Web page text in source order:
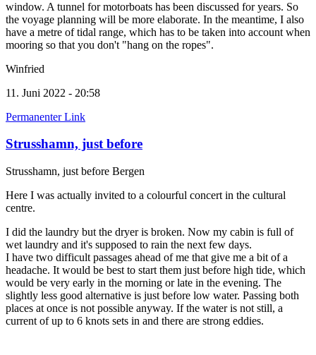
window. A tunnel for motorboats has been discussed for years. So
the voyage planning will be more elaborate. In the meantime, I also
have a metre of tidal range, which has to be taken into account when
mooring so that you don't "hang on the ropes".
Winfried
11. Juni 2022 - 20:58
Permanenter Link
Strusshamn, just before
Strusshamn, just before Bergen
Here I was actually invited to a colourful concert in the cultural
centre.
I did the laundry but the dryer is broken. Now my cabin is full of
wet laundry and it's supposed to rain the next few days.
I have two difficult passages ahead of me that give me a bit of a
headache. It would be best to start them just before high tide, which
would be very early in the morning or late in the evening. The
slightly less good alternative is just before low water. Passing both
places at once is not possible anyway. If the water is not still, a
current of up to 6 knots sets in and there are strong eddies.